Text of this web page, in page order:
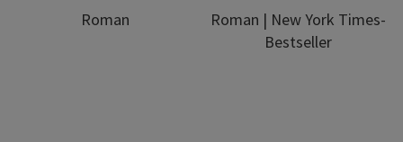
Roman
Roman | New York Times-
Bestseller